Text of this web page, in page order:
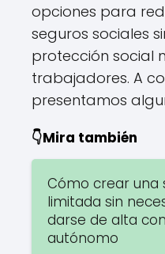
opciones para
seguros sociales
protección social
trabajadores. A
presentamos
👇Mira también
Cómo crear una
limitada sin
darse de alta
autónomo